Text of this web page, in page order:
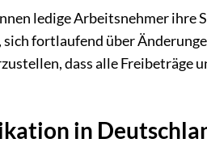
ledige Arbeitsnehmer ihre
fortlaufend über
dass alle Freibeträge
in